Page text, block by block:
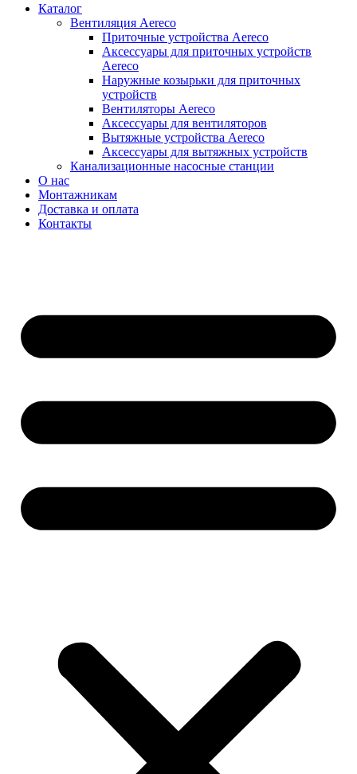
Каталог
Вентиляция Aereco
Приточные устройства Aereco
Аксессуары для приточных устройств
Aereco
Наружные козырьки для приточных
устройств
Вентиляторы Aereco
Аксессуары для вентиляторов
Вытяжные устройства Aereco
Аксессуары для вытяжных устройств
Канализационные насосные станции
О нас
Монтажникам
Доставка и оплата
Контакты